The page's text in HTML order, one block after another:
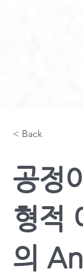
< Back
공정
형적
의